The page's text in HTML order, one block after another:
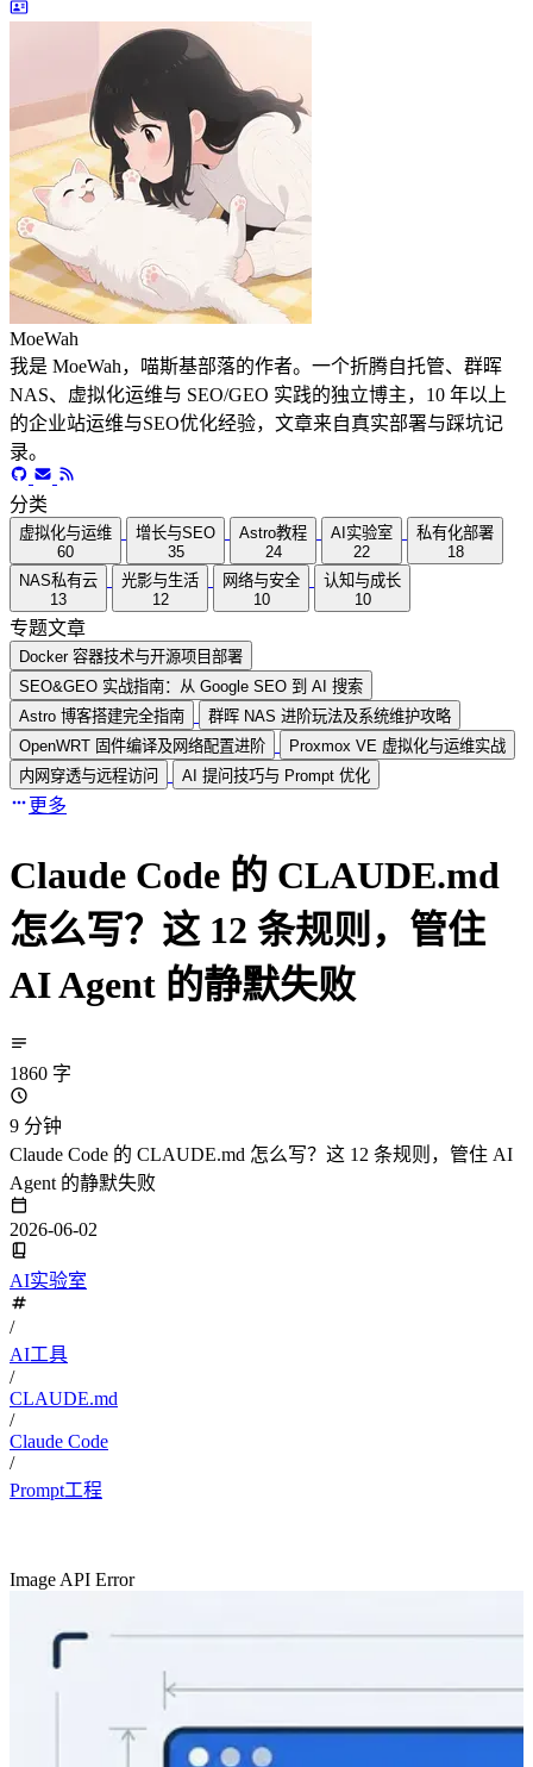
MoeWah
我是 MoeWah，喵斯基部落的作者。一个折腾自托管、群晖
NAS、虚拟化运维与 SEO/GEO 实践的独立博主，10 年以上
的企业站运维与SEO优化经验，文章来自真实部署与踩坑记
录。
分类
虚拟化与运维
60
增长与SEO
35
Astro教程
24
AI实验室
22
私有化部署
18
NAS私有云
13
光影与生活
12
网络与安全
10
认知与成长
10
专题文章
Docker 容器技术与开源项目部署
SEO&GEO 实战指南：从 Google SEO 到 AI 搜索
Astro 博客搭建完全指南
群晖 NAS 进阶玩法及系统维护攻略
OpenWRT 固件编译及网络配置进阶
Proxmox VE 虚拟化与运维实战
内网穿透与远程访问
AI 提问技巧与 Prompt 优化
更多
Claude Code 的 CLAUDE.md
怎么写？这 12 条规则，管住
AI Agent 的静默失败
1860 字
9 分钟
Claude Code 的 CLAUDE.md 怎么写？这 12 条规则，管住 AI
Agent 的静默失败
2026-06-02
AI实验室
/
AI工具
/
CLAUDE.md
/
Claude Code
/
Prompt工程
Image API Error